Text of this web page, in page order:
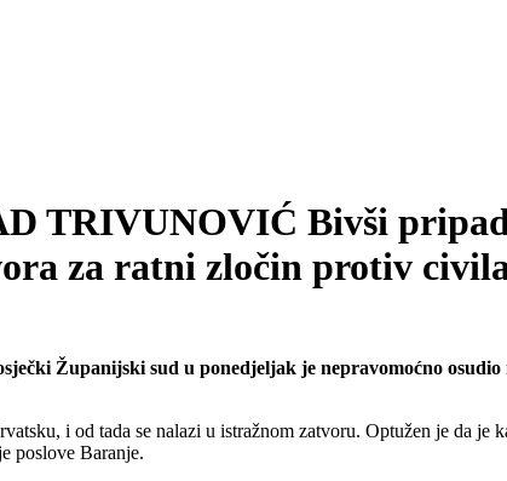
TRIVUNOVIĆ Bivši
za ratni zločin protiv
Županijski sud u ponedjeljak je nepravomoćno
i od tada se nalazi u istražnom zatvoru. Optužen je da je
poslove Baranje.